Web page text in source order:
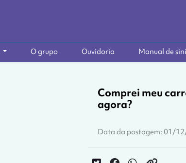
O grupo Ouvidoria Manual de
Comprei meu
agora?
Data da postagem: 01/